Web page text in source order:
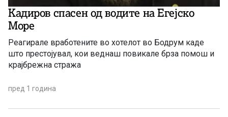
Кадиров спасен од водите на Егејско
Море
Реагирале вработените во хотелот во Бодрум каде
што престојувал, кои веднаш повикале брза помош и
крајбрежна стража
пред 1 година